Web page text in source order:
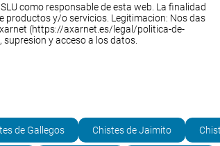
como responsable de esta web. La finalidad
productos y/o servicios. Legitimacion: Nos das
(https://axarnet.es/legal/politica-de-
y acceso a los datos.
de Gallegos Chistes de Jaimito